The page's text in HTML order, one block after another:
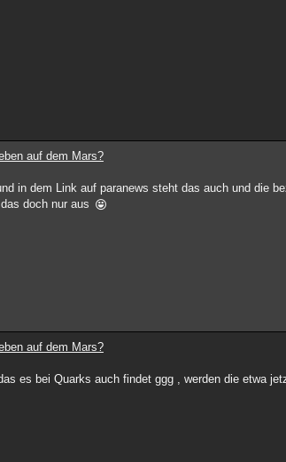
auf dem Mars?
in dem Link auf paranews steht das auch und die
doch nur aus
auf dem Mars?
es bei Quarks auch findet ggg , werden die etwa